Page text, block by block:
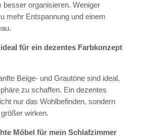
besser organisieren. Weniger
mehr Entspannung und einem
für ein dezentes Farbkonzept
Beige- und Grautöne sind ideal,
zu schaffen. Ein dezentes
nur das Wohlbefinden, sondern
wirken.
Möbel für mein Schlafzimmer